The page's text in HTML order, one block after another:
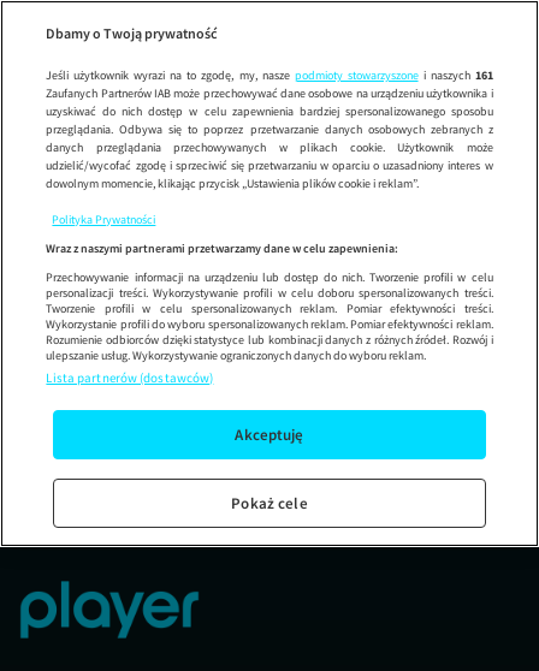
Wypróbuj aplikację mobilną
Korzystaj z łatwiejszej nawigacji i ciesz się szybszym
Dbamy o Twoją prywatność
Jeśli użytkownik wyrazi na to zgodę, my, nasze podmioty stowarzyszonei naszych 161
Zaufanych Partnerów IAB może przechowywać dane osobowe na urządzeniu użytkownika i
uzyskiwać do nich dostęp w celu zapewnienia bardziej spersonalizowanego sposobu
przeglądania. Odbywa się to poprzez przetwarzanie danych osobowych zebranych z
danych przeglądania przechowywanych w plikach cookie. Użytkownik może
udzielić/wycofać zgodę i sprzeciwić się przetwarzaniu w oparciu o uzasadniony interes w
dowolnym momencie, klikając przycisk „Ustawienia plików cookie i reklam”.
Polityka Prywatności
Wraz z naszymi partnerami przetwarzamy dane w celu zapewnienia:
Przechowywanie informacji na urządzeniu lub dostęp do nich. Tworzenie profili w celu
personalizacji treści. Wykorzystywanie profili w celu doboru spersonalizowanych treści.
Tworzenie profili w celu spersonalizowanych reklam. Pomiar efektywności treści.
Wykorzystanie profili do wyboru spersonalizowanych reklam. Pomiar efektywności reklam.
Rozumienie odbiorców dzięki statystyce lub kombinacji danych z różnych źródeł. Rozwój i
ulepszanie usług. Wykorzystywanie ograniczonych danych do wyboru reklam.
Lista partnerów (dostawców)
Akceptuję
Pokaż cele